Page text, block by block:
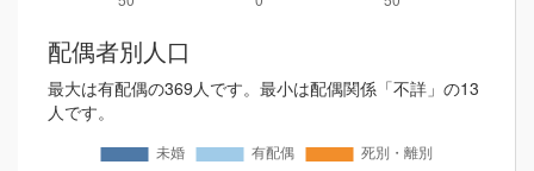
配偶者別人口
最大は有配偶の369人です。最小は配偶関係「不詳」の13
人です。